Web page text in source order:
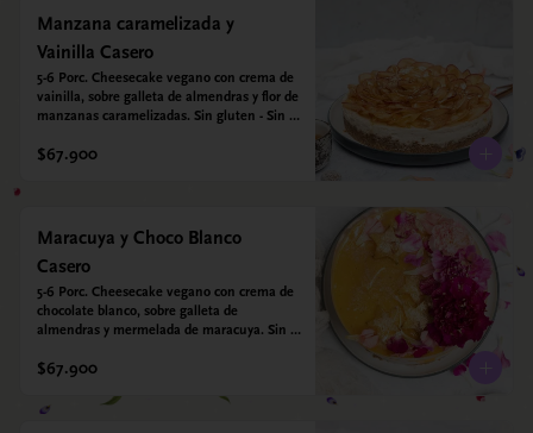
Manzana caramelizada y
Vainilla Casero
5-6 Porc. Cheesecake vegano con crema de
vainilla, sobre galleta de almendras y flor de
manzanas caramelizadas. Sin gluten - Sin
$67.900
Maracuya y Choco Blanco
Casero
5-6 Porc. Cheesecake vegano con crema de
chocolate blanco, sobre galleta de
almendras y mermelada de maracuya. Sin
$67.900